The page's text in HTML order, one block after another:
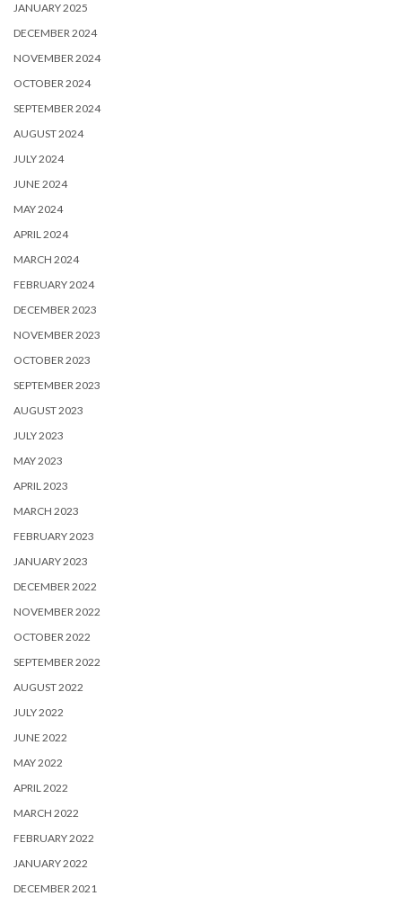
JANUARY 2025
DECEMBER 2024
NOVEMBER 2024
OCTOBER 2024
SEPTEMBER 2024
AUGUST 2024
JULY 2024
JUNE 2024
MAY 2024
APRIL 2024
MARCH 2024
FEBRUARY 2024
DECEMBER 2023
NOVEMBER 2023
OCTOBER 2023
SEPTEMBER 2023
AUGUST 2023
JULY 2023
MAY 2023
APRIL 2023
MARCH 2023
FEBRUARY 2023
JANUARY 2023
DECEMBER 2022
NOVEMBER 2022
OCTOBER 2022
SEPTEMBER 2022
AUGUST 2022
JULY 2022
JUNE 2022
MAY 2022
APRIL 2022
MARCH 2022
FEBRUARY 2022
JANUARY 2022
DECEMBER 2021